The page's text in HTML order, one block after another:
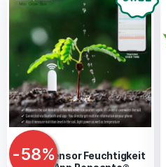
-58%
Bodensensor Feuchtigkeit